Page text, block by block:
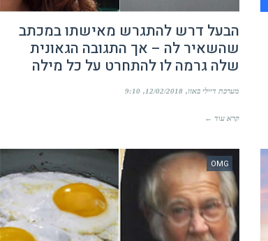
הבעל דרש להתגרש מאישתו במכתב
שהשאיר לה – אך התגובה הגאונית
שלה גרמה לו להתחרט על כל מילה
מערכת דיילי באזז 12/02/2018
9:10
קרא עוד ←
OMG